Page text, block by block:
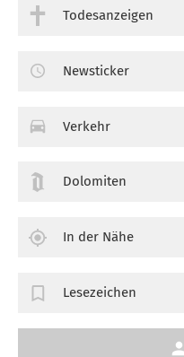
Todesanzeigen
Newsticker
Verkehr
Dolomiten
In der Nähe
Lesezeichen